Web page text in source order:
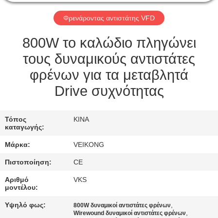
ΠΟΙΟΤΙΚΌΣ
ΈΛΕΓΧΟΣ
ΕΠΙΚΟΙΝΩΝΉΣΤΕ
ΜΑΖΊ
ΖΗΤΉΣΤΕ
ΈΝΑ
ΑΠΌΣΠΑΣΜΑ
ΧΆΡΤΗΣ
Φρενάροντας αντιστάτης VFD
800W το καλώδιο πληγώνει
τους δυναμικούς αντιστάτες
φρένων για τα μεταβλητά
Drive συχνότητας
Τόπος
καταγωγής:
ΚΙΝΑ
Μάρκα: VEIKONG
Πιστοποίηση: CE
Αριθμό
μοντέλου:
VKS
Υψηλό φως: 800W δυναμικοί αντιστάτες φρένων,
Wirewound δυναμικοί αντιστάτες φρένων,